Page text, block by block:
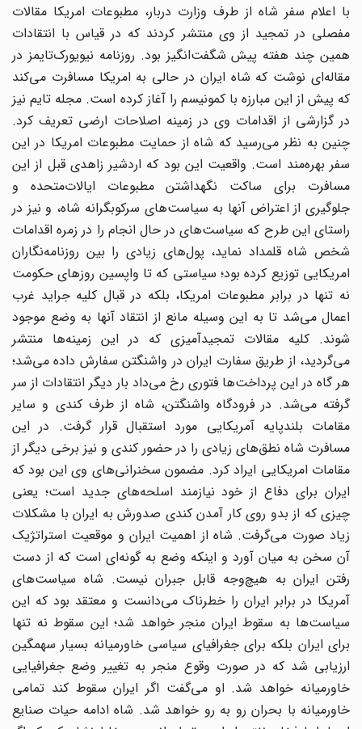
با اعلام سفر شاه از طرف وزارت دربار، مطبوعات امریکا مقالات
مفصلی در تمجید از وی منتشر کردند که در قیاس با انتقادات
همین چند هفته پیش شگفت‌انگیز بود. روزنامه نیویورک‌تایمز در
مقاله‌ای نوشت که شاه ایران در حالی به امریکا مسافرت می‌کند
که پیش از این مبارزه با کمونیسم را آغاز کرده است. مجله تایم نیز
در گزارشی از اقدامات وی در زمینه اصلاحات ارضی تعریف کرد.
چنین به نظر می‌رسید که شاه از حمایت مطبوعات امریکا در این
سفر بهره‌مند است. واقعیت این بود که اردشیر زاهدی قبل از این
مسافرت برای ساکت نگهداشتن مطبوعات ایالات‌متحده و
جلوگیری از اعتراض آنها به سیاست‌های سرکوبگرانه شاه، و نیز در
راستای این طرح که سیاست‌های در حال انجام را در زمره اقدامات
شخص شاه قلمداد نماید، پول‌های زیادی را بین روزنامه‌نگاران
امریکایی توزیع کرده بود؛ سیاستی که تا واپسین روزهای حکومت
نه تنها در برابر مطبوعات امریکا، بلکه در قبال کلیه جراید غرب
اعمال می‌شد تا به این وسیله مانع از انتقاد آنها به وضع موجود
شوند. کلیه مقالات تمجیدآمیزی که در این زمینه‌ها منتشر
می‌گردید، از طریق سفارت ایران در واشنگتن سفارش داده می‌شد؛
هر گاه در این پرداخت‌ها فتوری رخ می‌داد بار دیگر انتقادات از سر
گرفته می‌شد. در فرودگاه واشنگتن، شاه از طرف کندی و سایر
مقامات بلندپایه آمریکایی مورد استقبال قرار گرفت. در این
مسافرت شاه نطق‌های زیادی را در حضور کندی و نیز برخی دیگر از
مقامات امریکایی ایراد کرد. مضمون سخنرانی‌های وی این بود که
ایران برای دفاع از خود نیازمند اسلحه‌های جدید است؛ یعنی
چیزی که از بدو روی کار آمدن کندی صدورش به ایران با مشکلات
زیاد صورت می‌گرفت. شاه از اهمیت ایران و موقعیت استراتژیک
آن سخن به میان آورد و اینکه وضع به گونه‌ای است که از دست
رفتن ایران به هیچ‌وجه قابل جبران نیست. شاه سیاست‌های
آمریکا در برابر ایران را خطرناک می‌دانست و معتقد بود که این
سیاست‌ها به سقوط ایران منجر خواهد شد؛ این سقوط نه تنها
برای ایران بلکه برای جغرافیای سیاسی خاورمیانه بسیار سهمگین
ارزیابی شد که در صورت وقوع منجر به تغییر وضع جغرافیایی
خاورمیانه خواهد شد. او می‌گفت اگر ایران سقوط کند تمامی
خاورمیانه با بحران رو به رو خواهد شد. شاه ادامه حیات صنایع